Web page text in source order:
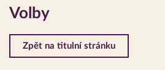
Volby
Zpět na titulní stránku